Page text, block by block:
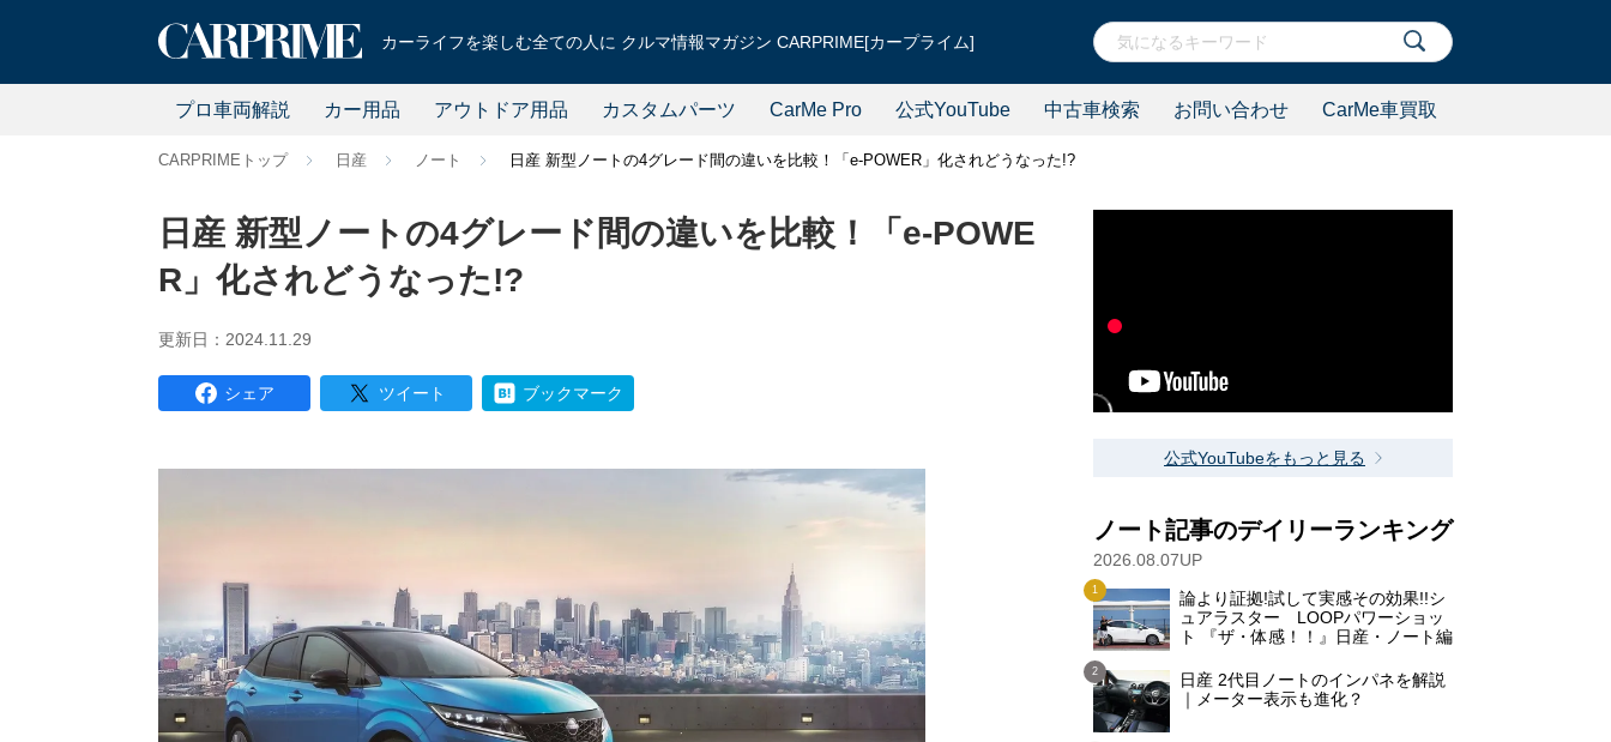
カーライフを楽しむ全ての人に クルマ情報マガジン CARPRIME[カープライム]
プロ車両解説 カー用品 アウトドア用品 カスタムパーツ CarMe Pro 公式YouTube 中古車検索 お問い合わせ CarMe車買取
CARPRIMEトップ 日産 ノート 日産 新型ノートの4グレード間の違いを比較！「e-POWER」化されどうなった!?
日産 新型ノートの4グレード間の違いを比較！「e-POWE
R」化されどうなった!?
更新日：2024.11.29
シェア ツイート ブックマーク
公式YouTubeをもっと見る
ノート記事のデイリーランキング
2026.08.07UP
論より証拠!試して実感その効果!!シ
ュアラスター LOOPパワーショッ
ト 『ザ・体感！！』日産・ノート編
日産 2代目ノートのインパネを解説
｜メーター表示も進化？